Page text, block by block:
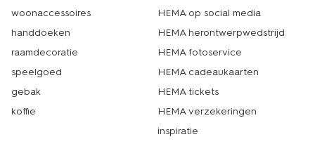
woonaccessoires
handdoeken
raamdecoratie
speelgoed
gebak
koffie
HEMA op social media
HEMA herontwerpwedstrijd
HEMA fotoservice
HEMA cadeaukaarten
HEMA tickets
HEMA verzekeringen
inspiratie